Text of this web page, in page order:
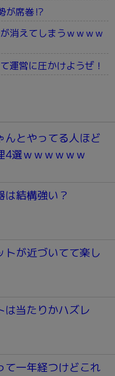
が席巻⁉
消えてしまうｗｗｗｗ
運営に圧かけようぜ！
んとやってる人ほど
4選ｗｗｗｗｗｗ
は結構強い？
トが近づいてて楽し
は当たりかハズレ
て一年経つけどこれ